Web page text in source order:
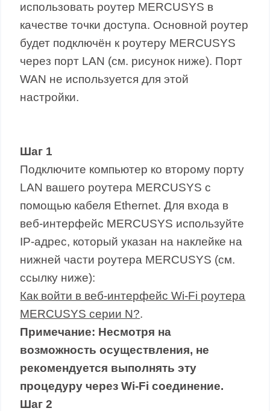
использовать роутер MERCUSYS в
качестве точки доступа. Основной роутер
будет подключён к роутеру MERCUSYS
через порт LAN (см. рисунок ниже). Порт
WAN не используется для этой
настройки.
Шаг 1
Подключите компьютер ко второму порту
LAN вашего роутера MERCUSYS с
помощью кабеля Ethernet. Для входа в
веб-интерфейс MERCUSYS используйте
IP-адрес, который указан на наклейке на
нижней части роутера MERCUSYS (см.
ссылку ниже):
Как войти в веб-интерфейс Wi-Fi роутера
MERCUSYS серии N?.
Примечание: Несмотря на
возможность осуществления, не
рекомендуется выполнять эту
процедуру черезWi-Fi соединение.
Шаг 2